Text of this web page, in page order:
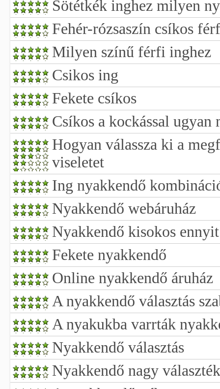
Sötétkék inghez milyen
Fehér-rózsaszín csíkos
Milyen színű férfi inghez
Csikos ing
Fekete csíkos
Csíkos a kockással ugyan
Hogyan válassza ki a
viseletet
Ing nyakkendő
Nyakkendő webáruház
Nyakkendő kisokos
Fekete nyakkendő
Online nyakkendő áruház
A nyakkendő választás
A nyakukba varrták
Nyakkendő választás
Nyakkendő nagy